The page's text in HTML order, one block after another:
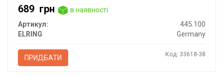
689 грн
в наявності
Артикул:
445.100
ELRING
Germany
ПРИДБАТИ Код: 33618-38